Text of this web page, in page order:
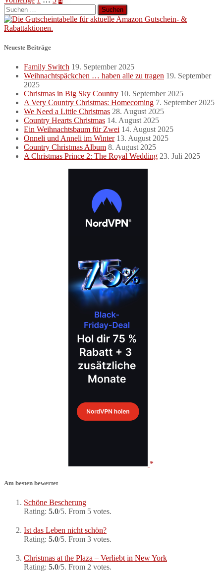
der
Beiträge
Suchen
nach:
Neueste Beiträge
Family Switch 19. September 2025
Weihnachtspäckchen … haben alle zu tragen 19. September
2025
Christmas in Big Sky Country 10. September 2025
A Very Country Christmas: Homecoming 7. September 2025
We Need a Little Christmas 28. August 2025
Country Hearts Christmas 14. August 2025
Ein Weihnachtsbaum für Zwei 14. August 2025
Onneli und Anneli im Winter 13. August 2025
Country Christmas Album 8. August 2025
A Christmas Prince 2: The Royal Wedding 23. Juli 2025
Am besten bewertet
Schöne Bescherung
Rating: 5.0/5. From 5 votes.
Ist das Leben nicht schön?
Rating: 5.0/5. From 3 votes.
Christmas at the Plaza – Verliebt in New York
Rating: 5.0/5. From 2 votes.